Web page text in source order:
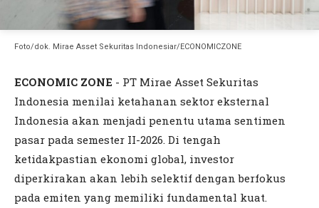
Foto/dok. Mirae Asset Sekuritas Indonesiar/ECONOMICZONE
ECONOMIC ZONE - PT Mirae Asset Sekuritas
Indonesia menilai ketahanan sektor eksternal
Indonesia akan menjadi penentu utama sentimen
pasar pada semester II-2026. Di tengah
ketidakpastian ekonomi global, investor
diperkirakan akan lebih selektif dengan berfokus
pada emiten yang memiliki fundamental kuat.